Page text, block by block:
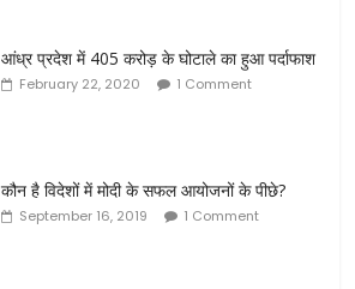
आंध्र प्रदेश में 405 करोड़ के घोटाले का हुआ पर्दाफाश
February 22, 2020 1 Comment
कौन है विदेशों में मोदी के सफल आयोजनों के पीछे?
September 16, 2019 1 Comment